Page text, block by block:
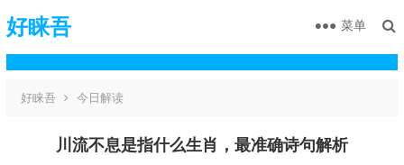
好睐吾 菜单
好睐吾 今日解读
川流不息是指什么生肖，最准确诗句解析